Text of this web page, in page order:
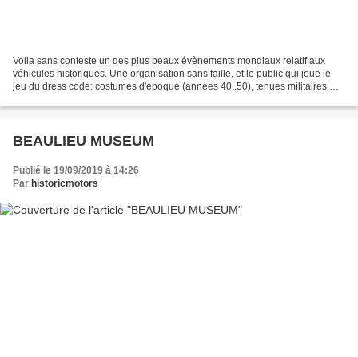
Voila sans conteste un des plus beaux évènements mondiaux relatif aux
véhicules historiques. Une organisation sans faille, et le public qui joue le
jeu du dress code: costumes d'époque (années 40..50), tenues militaires,
BEAULIEU MUSEUM
Publié le 19/09/2019 à 14:26
Par historicmotors